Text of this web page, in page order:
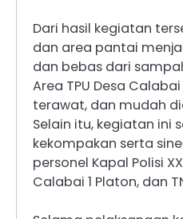
Dari hasil kegiatan
dan area pantai
dan bebas dari
Area TPU Desa
terawat, dan mudah
Selain itu, kegiatan ini
kekompakan serta
personel Kapal Polisi
Calabai 1 Platon, dan